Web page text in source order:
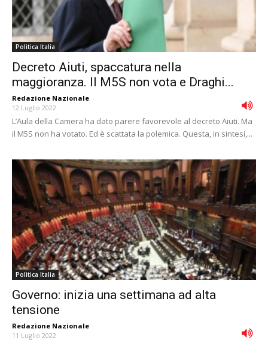
Politica Italia
Decreto Aiuti, spaccatura nella
maggioranza. Il M5S non vota e Draghi...
Redazione Nazionale -
12 Luglio 2022
L’Aula della Camera ha dato parere favorevole al decreto Aiuti. Ma
il M5S non ha votato. Ed è scattata la polemica. Questa, in sintesi,...
Politica Italia
Governo: inizia una settimana ad alta
tensione
Redazione Nazionale -
11 Luglio 2022